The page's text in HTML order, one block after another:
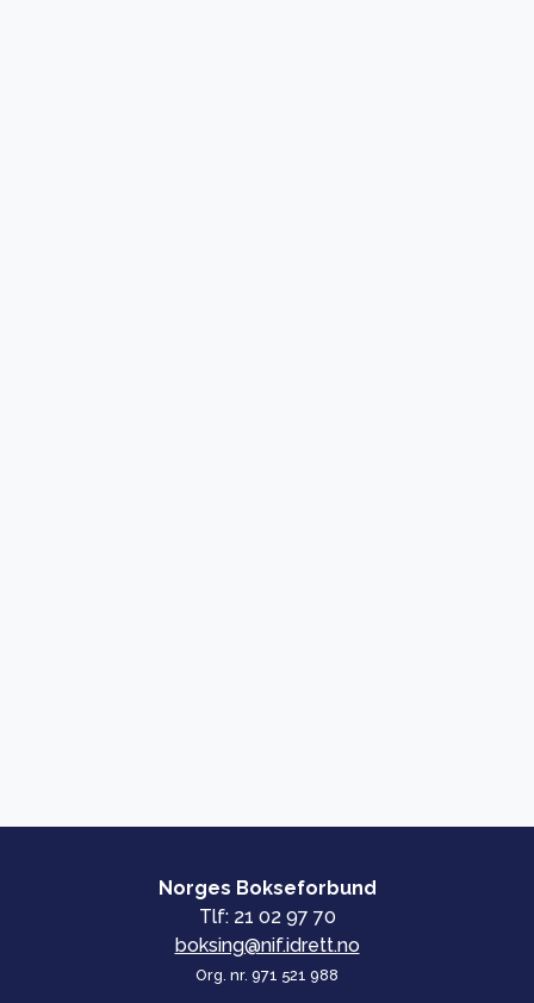
Norges Bokseforbund
Tlf: 21 02 97 70
boksing@nif.idrett.no
Org. nr. 971 521 988